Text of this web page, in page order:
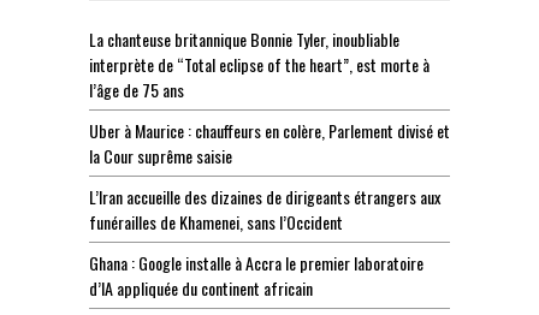
La chanteuse britannique Bonnie Tyler, inoubliable
interprète de “Total eclipse of the heart”, est morte à
l’âge de 75 ans
Uber à Maurice : chauffeurs en colère, Parlement divisé et
la Cour suprême saisie
L’Iran accueille des dizaines de dirigeants étrangers aux
funérailles de Khamenei, sans l’Occident
Ghana : Google installe à Accra le premier laboratoire
d’IA appliquée du continent africain